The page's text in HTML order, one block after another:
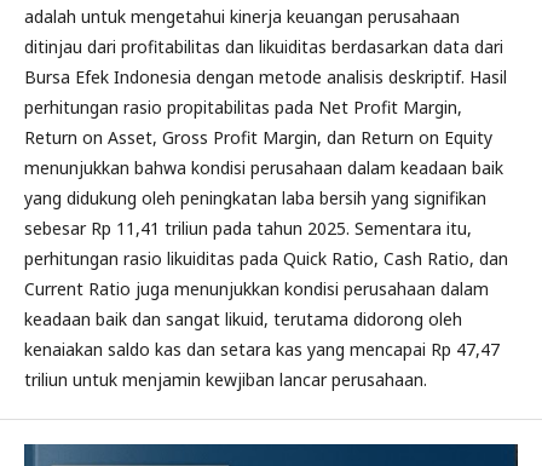
adalah untuk mengetahui kinerja keuangan perusahaan
ditinjau dari profitabilitas dan likuiditas berdasarkan data dari
Bursa Efek Indonesia dengan metode analisis deskriptif. Hasil
perhitungan rasio propitabilitas pada Net Profit Margin,
Return on Asset, Gross Profit Margin, dan Return on Equity
menunjukkan bahwa kondisi perusahaan dalam keadaan baik
yang didukung oleh peningkatan laba bersih yang signifikan
sebesar Rp 11,41 triliun pada tahun 2025. Sementara itu,
perhitungan rasio likuiditas pada Quick Ratio, Cash Ratio, dan
Current Ratio juga menunjukkan kondisi perusahaan dalam
keadaan baik dan sangat likuid, terutama didorong oleh
kenaiakan saldo kas dan setara kas yang mencapai Rp 47,47
triliun untuk menjamin kewjiban lancar perusahaan.